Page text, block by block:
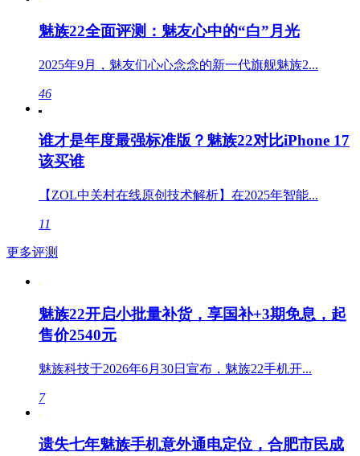
魅族22全面评测：魅友心中的“白”月光
2025年9月，魅友们心心念念的新一代旗舰魅族2...
46
谁才是年度最强标准版？魅族22对比iPhone 17
该买谁
【ZOL中关村在线原创技术解析】在2025年智能...
11
更多评测
魅族22开启小批量补货，享国补+3期免息，起
售价2540元
魅族科技于2026年6月30日宣布，魅族22手机开...
7
遗失七年魅族手机意外通电定位，合肥市民成